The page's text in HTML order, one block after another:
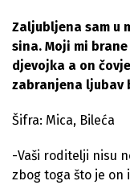
Zaljubljena sam u
sina. Moji mi
djevojka a on
zabranjena ljubav
Šifra: Mica, Bileća
-Vaši roditelji nisu
zbog toga što je on